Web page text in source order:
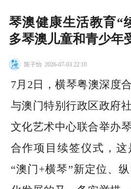
琴澳健康生活教育“
多琴澳儿童和青少年
陈子怡 2026-07-03 22:10
7月2日，横琴粤澳深度
与澳门特别行政区政府
文化艺术中心联合举办
合作项目续签仪式，
“澳门+横琴”新定位、